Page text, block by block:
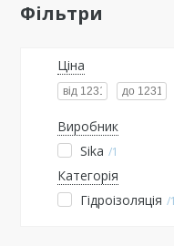
Фільтри
Ціна
Виробник
Sika
1
Категорія
Гідроізоляція
1